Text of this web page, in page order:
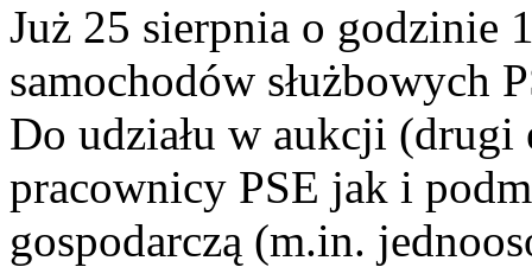
Już 25 sierpnia o godzinie
samochodów służbowych
Do udziału w aukcji (drugi
pracownicy PSE jak i
gospodarczą (m.in.